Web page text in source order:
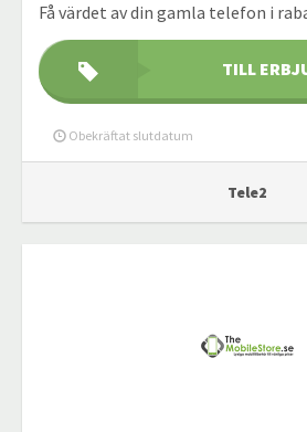
Få värdet av din gamla telefon i
TILL
Obekräftat slutdatum
Tele2